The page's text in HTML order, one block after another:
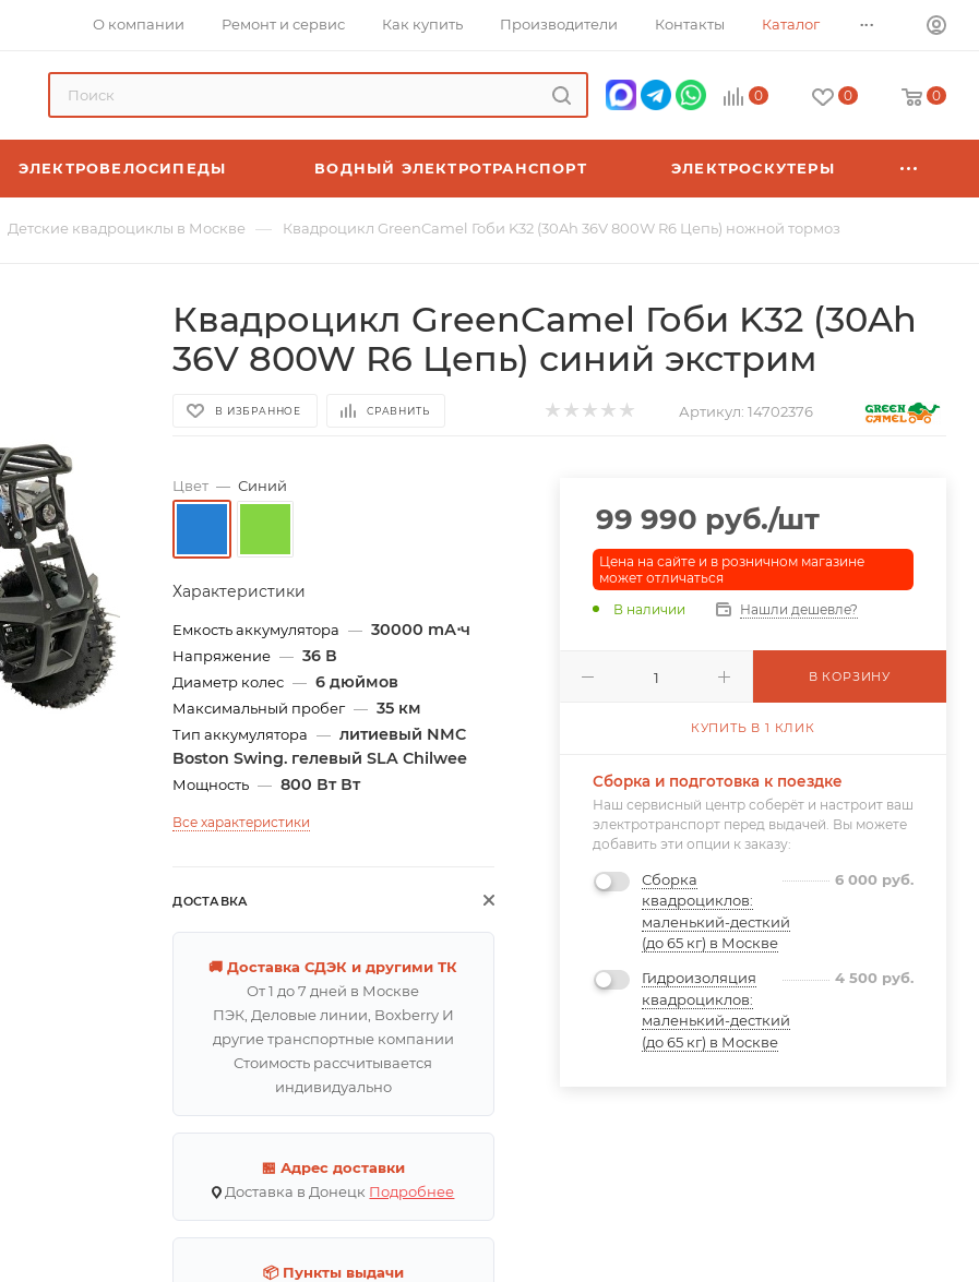
О компании Ремонт и сервис Как купить Производители Контакты Каталог ...
0 0 0
ЭЛЕКТРОВЕЛОСИПЕДЫ ВОДНЫЙ ЭЛЕКТРОТРАНСПОРТ ЭЛЕКТРОСКУТЕРЫ
Детские квадроциклы в Москве — Квадроцикл GreenCamel Гоби K32 (30Ah 36V 800W R6 Цепь) ножной тормоз
Квадроцикл GreenCamel Гоби K32 (30Ah
36V 800W R6 Цепь) синий экстрим
В ИЗБРАННОЕ СРАВНИТЬ Артикул: 14702376
Цвет — Синий
Характеристики
Емкость аккумулятора — 30000 mА⋅ч
Напряжение — 36 В
Диаметр колес — 6 дюймов
Максимальный пробег — 35 км
Тип аккумулятора — литиевый NMC
Boston Swing. гелевый SLA Chilwee
Мощность — 800 Вт Вт
Все характеристики
ДОСТАВКА
🚚 Доставка СДЭК и другими ТК
От 1 до 7 дней в Москве
ПЭК, Деловые линии, Boxberry И
другие транспортные компании
Стоимость рассчитывается
индивидуально
🏪 Адрес доставки
Доставка в Донецк Подробнее
📦 Пункты выдачи
99 990 руб./шт
Цена на сайте и в розничном магазине
может отличаться
В наличии
Нашли дешевле?
В КОРЗИНУ
КУПИТЬ В 1 КЛИК
Сборка и подготовка к поездке
Наш сервисный центр соберёт и настроит ваш
электротранспорт перед выдачей. Вы можете
добавить эти опции к заказу:
Сборка
квадроциклов:
маленький-десткий
(до 65 кг) в Москве
6 000руб.
Гидроизоляция
квадроциклов:
маленький-десткий
(до 65 кг) в Москве
4 500руб.